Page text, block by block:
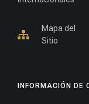
INFORMACIÓN DE
Mapa del
Sitio